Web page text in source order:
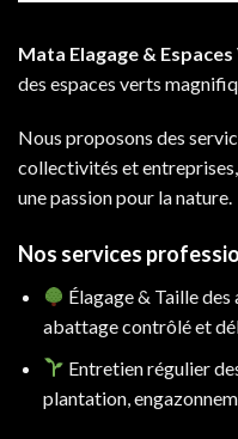
Mata Elagage &
des espaces verts
Nous proposons des
collectivités et
une passion pour la nature.
Nos services
Élagage & Taille
abattage contrôlé et
Entretien régulier
plantation,